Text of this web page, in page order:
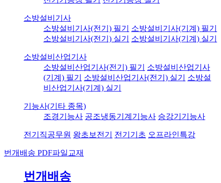
소방설비기사
소방설비기사(전기) 필기
소방설비기사(기계) 필기
소방설비기사(전기) 실기
소방설비기사(기계) 실기
소방설비산업기사
소방설비산업기사(전기) 필기
소방설비산업기사
(기계) 필기
소방설비산업기사(전기) 실기
소방설
비산업기사(기계) 실기
기능사(기타 종목)
조경기능사 공조냉동기계기능사 승강기기능사
전기직공무원 왕초보전기 전기기초 오프라인특강
번개배송 PDF파일교재
번개배송